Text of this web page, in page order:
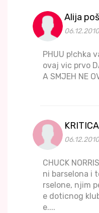
Alija
PHUU p!chka
ovaj vic prvo
A SMJEH NE
CHUCK
ni barselona i
rselone, njim
e doticnog
e....